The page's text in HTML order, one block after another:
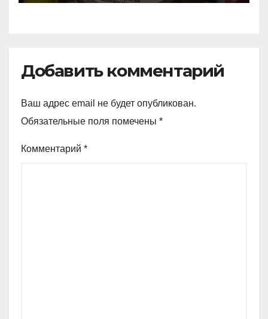
Добавить комментарий
Ваш адрес email не будет опубликован.
Обязательные поля помечены *
Комментарий *